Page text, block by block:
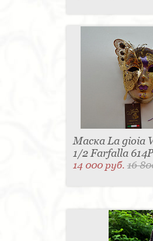
Маска La gioia
1/2 Farfalla 614P
14 000 руб.16